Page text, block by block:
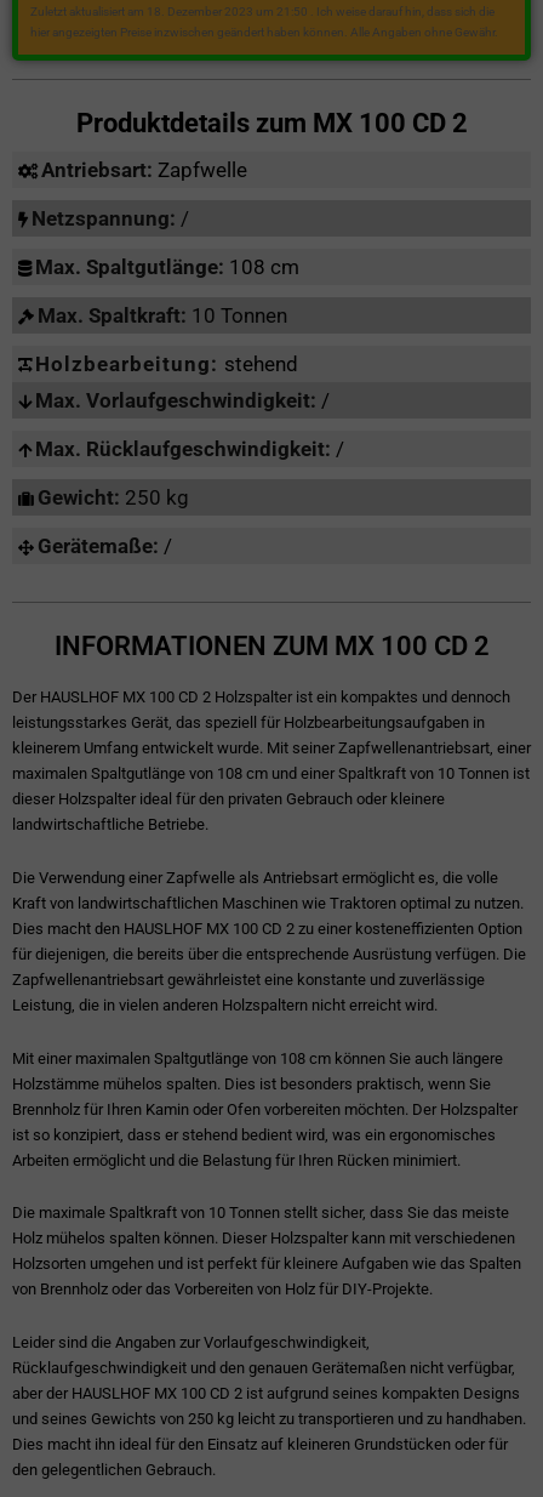
Zuletzt aktualisiert am 18. Dezember 2023 um 21:50 . Ich weise darauf hin, dass sich die
hier angezeigten Preise inzwischen geändert haben können. Alle Angaben ohne Gewähr.
Produktdetails zum MX 100 CD 2
Antriebsart: Zapfwelle
Netzspannung: /
Max. Spaltgutlänge: 108 cm
Max. Spaltkraft: 10 Tonnen
Holzbearbeitung: stehend
Max. Vorlaufgeschwindigkeit: /
Max. Rücklaufgeschwindigkeit: /
Gewicht: 250 kg
Gerätemaße: /
INFORMATIONEN ZUM MX 100 CD 2
Der HAUSLHOF MX 100 CD 2 Holzspalter ist ein kompaktes und dennoch
leistungsstarkes Gerät, das speziell für Holzbearbeitungsaufgaben in
kleinerem Umfang entwickelt wurde. Mit seiner Zapfwellenantriebsart, einer
maximalen Spaltgutlänge von 108 cm und einer Spaltkraft von 10 Tonnen ist
dieser Holzspalter ideal für den privaten Gebrauch oder kleinere
landwirtschaftliche Betriebe.
Die Verwendung einer Zapfwelle als Antriebsart ermöglicht es, die volle
Kraft von landwirtschaftlichen Maschinen wie Traktoren optimal zu nutzen.
Dies macht den HAUSLHOF MX 100 CD 2 zu einer kosteneffizienten Option
für diejenigen, die bereits über die entsprechende Ausrüstung verfügen. Die
Zapfwellenantriebsart gewährleistet eine konstante und zuverlässige
Leistung, die in vielen anderen Holzspaltern nicht erreicht wird.
Mit einer maximalen Spaltgutlänge von 108 cm können Sie auch längere
Holzstämme mühelos spalten. Dies ist besonders praktisch, wenn Sie
Brennholz für Ihren Kamin oder Ofen vorbereiten möchten. Der Holzspalter
ist so konzipiert, dass er stehend bedient wird, was ein ergonomisches
Arbeiten ermöglicht und die Belastung für Ihren Rücken minimiert.
Die maximale Spaltkraft von 10 Tonnen stellt sicher, dass Sie das meiste
Holz mühelos spalten können. Dieser Holzspalter kann mit verschiedenen
Holzsorten umgehen und ist perfekt für kleinere Aufgaben wie das Spalten
von Brennholz oder das Vorbereiten von Holz für DIY-Projekte.
Leider sind die Angaben zur Vorlaufgeschwindigkeit,
Rücklaufgeschwindigkeit und den genauen Gerätemaßen nicht verfügbar,
aber der HAUSLHOF MX 100 CD 2 ist aufgrund seines kompakten Designs
und seines Gewichts von 250 kg leicht zu transportieren und zu handhaben.
Dies macht ihn ideal für den Einsatz auf kleineren Grundstücken oder für
den gelegentlichen Gebrauch.